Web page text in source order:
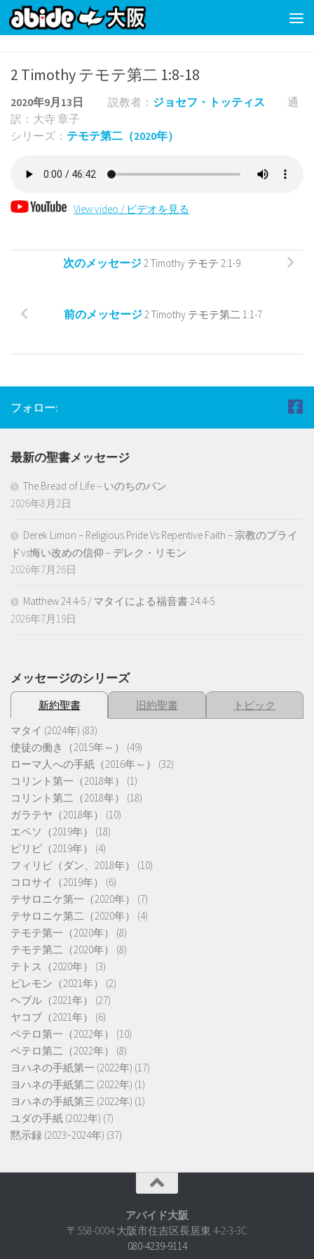
コンテンツの下
2 Timothy テモテ第二 1:8-18
2020年9月13日 説教者： ジョセフ・トッティス
通
訳：大寺 章子
シリーズ： テモテ第二（2020年）
View video / ビデオを見る
次のメッセージ2 Timothy テモテ 2:1-9
前のメッセージ2 Timothy テモテ第二 1:1-7
フォロー:
最新の聖書メッセージ
The Bread of Life – いのちのパン
2026年8月2日
Derek Limon – Religious Pride Vs Repentive Faith – 宗教のプライ
ドvs悔い改めの信仰 – デレク・リモン
2026年7月26日
Matthew 24:4-5 / マタイによる福音書 24:4-5
2026年7月19日
メッセージのシリーズ
新約聖書 旧約聖書
トピック
マタイ (2024年) (83)
使徒の働き（2015年～）
(49)
ローマ人への手紙（2016年～）
(32)
コリント第一（2018年）
(1)
コリント第二（2018年）
(18)
ガラテヤ（2018年）
(10)
エペソ（2019年）
(18)
ピリピ（2019年）
(4)
フィリピ（ダン、2018年）
(10)
コロサイ（2019年）
(6)
テサロニケ第一（2020年）
(7)
テサロニケ第二（2020年）
(4)
テモテ第一（2020年）
(8)
テモテ第二（2020年）
(8)
テトス（2020年）
(3)
ピレモン（2021年）
(2)
ヘブル（2021年）
(27)
ヤコブ（2021年）
(6)
ペテロ第一（2022年）
(10)
ペテロ第二（2022年）
(8)
ヨハネの手紙第一 (2022年) (17)
ヨハネの手紙第二 (2022年) (1)
ヨハネの手紙第三 (2022年) (1)
ユダの手紙 (2022年) (7)
黙示録 (2023~2024年) (37)
アバイド大阪
〒558-0004 大阪市住吉区長居東 4-2-3-3C
080-4239-9114